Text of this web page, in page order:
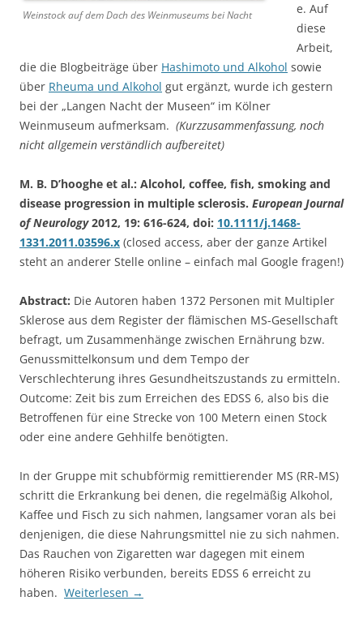
Weinstock auf dem Dach des Weinmuseums bei Nacht
e. Auf
diese
Arbeit,
die die Blogbeiträge über Hashimoto und Alkohol sowie
über Rheuma und Alkohol gut ergänzt, wurde ich gestern
bei der „Langen Nacht der Museen“ im Kölner
Weinmuseum aufmerksam. (Kurzzusammenfassung, noch
nicht allgemein verständlich aufbereitet)
M. B. D’hooghe et al.: Alcohol, coffee, fish, smoking and
disease progression in multiple sclerosis. European Journal
of Neurology2012, 19: 616-624, doi: 10.1111/j.1468-
1331.2011.03596.x (closed access, aber der ganze Artikel
steht an anderer Stelle online – einfach mal Google fragen!)
Abstract: Die Autoren haben 1372 Personen mit Multipler
Sklerose aus dem Register der flämischen MS-Gesellschaft
befragt, um Zusammenhänge zwischen Ernährung bzw.
Genussmittelkonsum und dem Tempo der
Verschlechterung ihres Gesundheitszustands zu ermitteln.
Outcome: Zeit bis zum Erreichen des EDSS 6, also bis die
Betroffenen für eine Strecke von 100 Metern einen Stock
oder eine andere Gehhilfe benötigten.
In der Gruppe mit schubförmig remittierender MS (RR-MS)
schritt die Erkrankung bei denen, die regelmäßig Alkohol,
Kaffee und Fisch zu sich nahmen, langsamer voran als bei
denjenigen, die diese Nahrungsmittel nie zu sich nahmen.
Das Rauchen von Zigaretten war dagegen mit einem
höheren Risiko verbunden, bereits EDSS 6 erreicht zu
haben. Weiterlesen →